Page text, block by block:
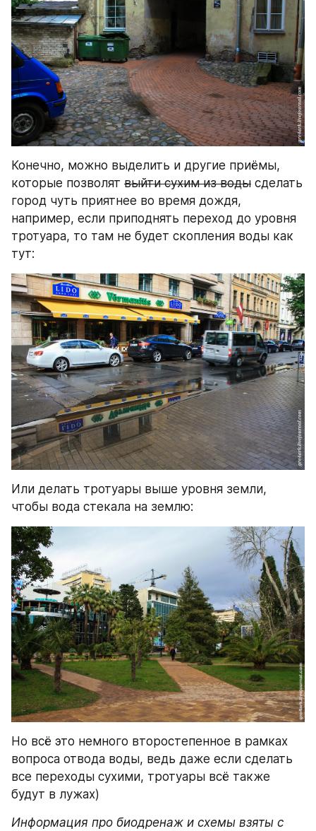
Конечно, можно выделить и другие приёмы,
которые позволят выйти сухим из воды сделать
город чуть приятнее во время дождя,
например, если приподнять переход до уровня
тротуара, то там не будет скопления воды как
тут:
Или делать тротуары выше уровня земли,
чтобы вода стекала на землю:
Но всё это немного второстепенное в рамках
вопроса отвода воды, ведь даже если сделать
все переходы сухими, тротуары всё также
будут в лужах)
Информация про биодренаж и схемы взяты с